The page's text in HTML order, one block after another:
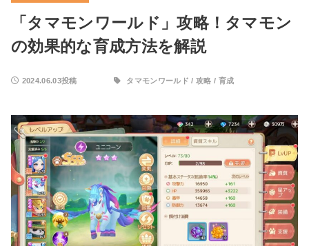
「タマモンワールド」攻略！タマモン
の効果的な育成方法を解説
2024.06.03投稿 タマモンワールド / 攻略 / 育成